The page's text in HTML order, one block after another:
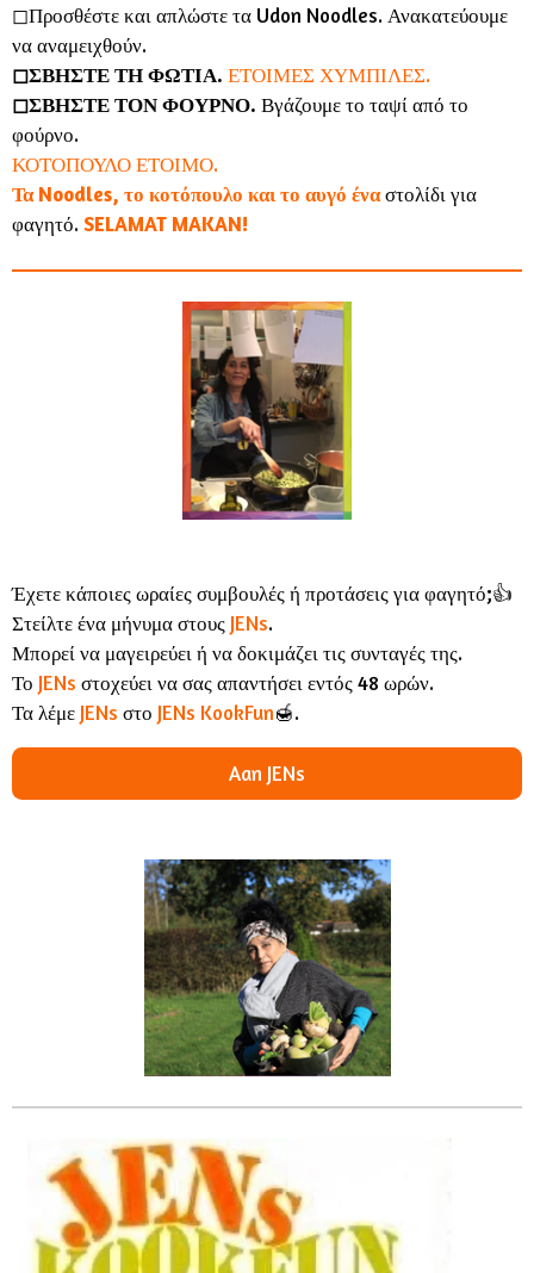
◻︎Προσθέστε και απλώστε τα Udon Noodles. Ανακατεύουμε
να αναμειχθούν.
◻︎ΣΒΗΣΤΕ ΤΗ ΦΩΤΙΑ. ΕΤΟΙΜΕΣ ΧΥΜΠΙΛΕΣ.
◻︎ΣΒΗΣΤΕ ΤΟΝ ΦΟΥΡΝΟ. Βγάζουμε το ταψί από το
φούρνο.
ΚΟΤΟΠΟΥΛΟ ΕΤΟΙΜΟ.
Τα Noodles, το κοτόπουλο και το αυγό έναστολίδι για
φαγητό. SELAMAT MAKAN!
Έχετε κάποιες ωραίες συμβουλές ή προτάσεις για φαγητό;👍
Στείλτε ένα μήνυμα στους JENs.
Μπορεί να μαγειρεύει ή να δοκιμάζει τις συνταγές της.
Το JENs στοχεύει να σας απαντήσει εντός 48 ωρών.
Τα λέμε JENs στο JENs KookFun🍯.
Aan JENs